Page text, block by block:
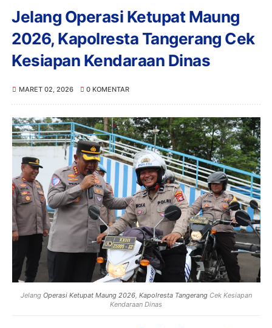
Jelang Operasi Ketupat Maung
2026, Kapolresta Tangerang Cek
Kesiapan Kendaraan Dinas
MARET 02, 2026 0 KOMENTAR
Jelang Operasi Ketupat Maung 2026, Kapolresta TangerangCek Kesiapan
Kendaraan Dinas